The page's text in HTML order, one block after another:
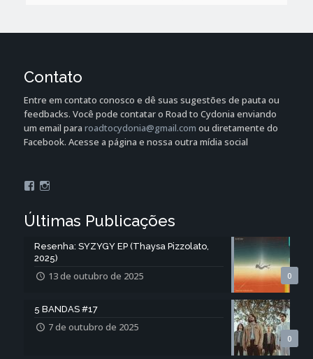
Contato
Entre em contato conosco e dê suas sugestões de pauta ou
feedbacks. Você pode contatar o Road to Cydonia enviando
um email para roadtocydonia@gmail.com ou diretamente do
Facebook. Acesse a página e nossa outra mídia social
Últimas Publicações
0
Resenha: SYZYGY EP (Thaysa Pizzolato,
2025)
13 de outubro de 2025
0
5 BANDAS #17
7 de outubro de 2025